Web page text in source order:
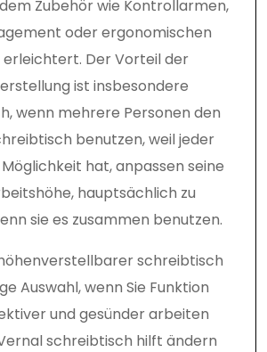
Zubehör wie Kontrollarmen,
oder ergonomischen
erleichtert. Der Vorteil der
ist insbesondere
wenn mehrere Personen den
benutzen, weil jeder
hat, anpassen seine
hauptsächlich zu
sie es zusammen benutzen.
schreibtisch
Auswahl, wenn Sie Funktion
und gesünder arbeiten
schreibtisch hilft ändern